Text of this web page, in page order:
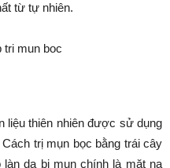
từ tự nhiên.
liệu thiên nhiên được sử dụng
trị mụn bọc bằng trái cây
da bị mụn chính là mặt nạ